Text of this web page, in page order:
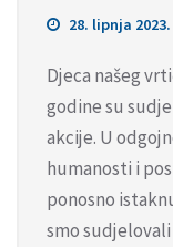
28. lipnja 2023.
Djeca našeg
godine su
akcije. U
humanosti i
ponosno
smo